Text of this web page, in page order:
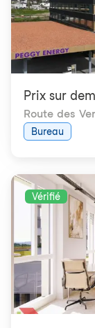
Prix ​​sur
Route des
Bureau
Vérifié